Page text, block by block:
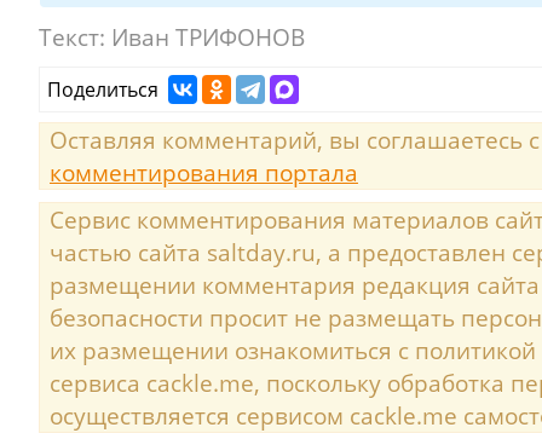
Текст: Иван ТРИФОНОВ
Поделиться
Оставляя комментарий, вы соглашаетесь
комментирования портала
Сервис комментирования материалов
частью сайта saltday.ru, а предоставлен
размещении комментария редакция
безопасности просит не размещать
их размещении ознакомиться с
сервиса cackle.me, поскольку обработка
осуществляется сервисом cackle.me